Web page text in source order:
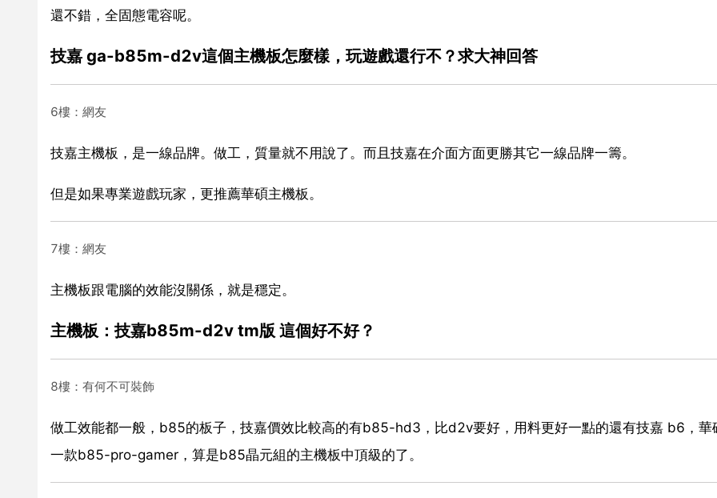
還不錯，全固態電容呢。
技嘉 ga-b85m-d2v這個主機板怎麼樣，玩遊戲還行不？求大神回答
6樓：網友
技嘉主機板，是一線品牌。做工，質量就不用說了。而且技嘉在介面方面更勝其它一線品牌一籌。
但是如果專業遊戲玩家，更推薦華碩主機板。
7樓：網友
主機板跟電腦的效能沒關係，就是穩定。
主機板：技嘉b85m-d2v tm版 這個好不好？
8樓：有何不可裝飾
做工效能都一般，b85的板子，技嘉價效比較高的有b85-hd3，比d2v要好，用料更好一點的還有技嘉 b6，華
一款b85-pro-gamer，算是b85晶元組的主機板中頂級的了。